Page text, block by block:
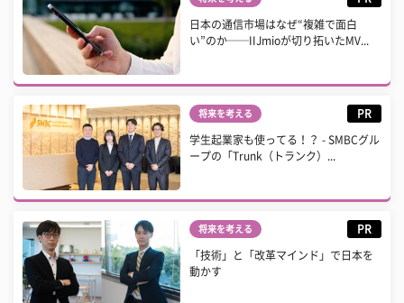
日本の通信市場はなぜ“複雑で面白
い”のか──IIJmioが切り拓いたMV...
将来を考える PR
学生起業家も使ってる！？ - SMBCグル
ープの「Trunk（トランク）...
将来を考える PR
「技術」と「改革マインド」で日本を
動かす